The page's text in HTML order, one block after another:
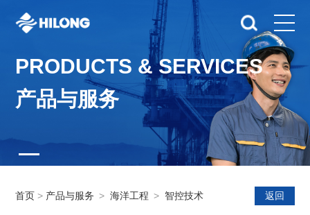
PRODUCTS & SERVICES
产品与服务
首页 > 产品与服务 > 海洋工程 > 智控技术 返回